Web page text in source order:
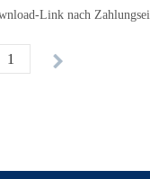
Link nach